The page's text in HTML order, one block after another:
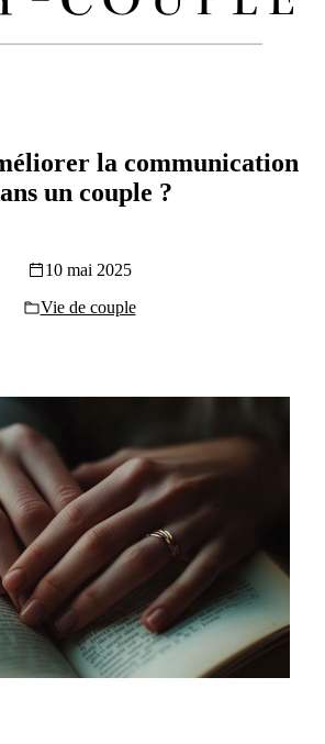
la communication
un couple ?
10 mai 2025
Vie de couple